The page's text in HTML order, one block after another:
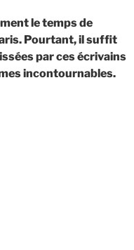
le temps de
Pourtant, il suffit
par ces écrivains
incontournables.